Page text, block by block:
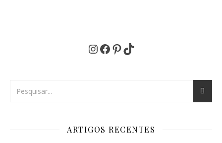
Instagram
Facebook
Pinterest
TikTok
ARTIGOS RECENTES